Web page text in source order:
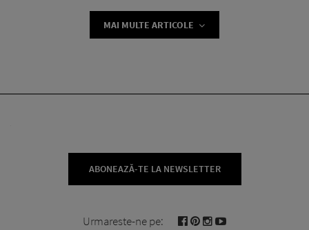
MAI MULTE ARTICOLE
ABONEAZĂ-TE LA NEWSLETTER
Urmareste-ne pe: